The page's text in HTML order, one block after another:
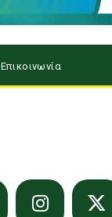
Επικοινωνία